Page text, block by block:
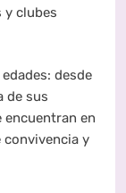
y clubes
desde
de sus
en
convivencia y